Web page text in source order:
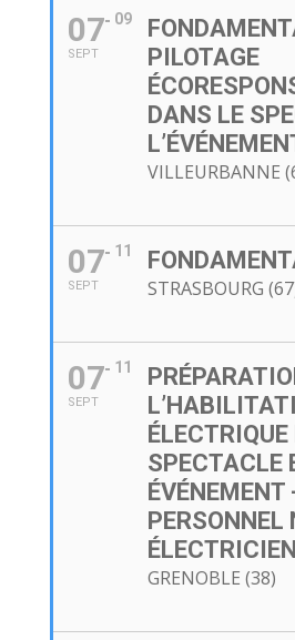
07
SEPT
09
PILOTAGE
DANS LE
VILLEURBANNE
07
SEPT
11
STRASBOURG
07
SEPT
11
ÉLECTRIQUE
SPECTACLE
ÉVÉNEMENT
PERSONNEL
ÉLECTRICIEN
GRENOBLE (38)